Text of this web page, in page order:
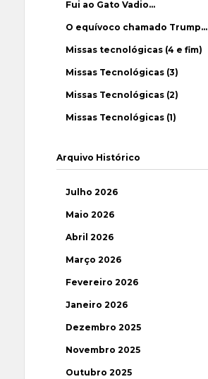
Fui ao Gato Vadio…
O equívoco chamado Trump…
Missas tecnológicas (4 e fim)
Missas Tecnológicas (3)
Missas Tecnológicas (2)
Missas Tecnológicas (1)
Arquivo Histórico
Julho 2026
Maio 2026
Abril 2026
Março 2026
Fevereiro 2026
Janeiro 2026
Dezembro 2025
Novembro 2025
Outubro 2025